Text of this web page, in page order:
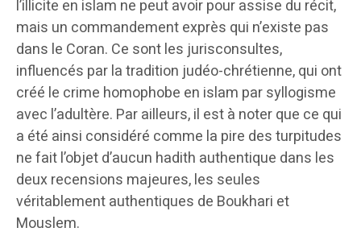
l’illicite en islam ne peut avoir pour assise du récit,
mais un commandement exprès qui n’existe pas
dans le Coran. Ce sont les jurisconsultes,
influencés par la tradition judéo-chrétienne, qui ont
créé le crime homophobe en islam par syllogisme
avec l’adultère. Par ailleurs, il est à noter que ce qui
a été ainsi considéré comme la pire des turpitudes
ne fait l’objet d’aucun hadith authentique dans les
deux recensions majeures, les seules
véritablement authentiques de Boukhari et
Mouslem.